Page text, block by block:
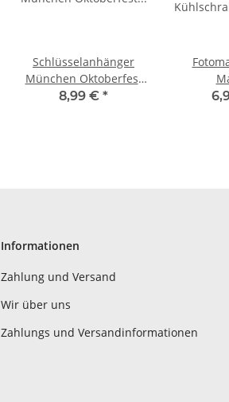
Schlüsselanhänger
München Oktoberfest
Germany Deutschland
8,99 € *
Informationen
Zahlung und Versand
Wir über uns
Zahlungs und Versandinformationen